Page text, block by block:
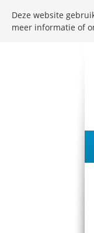
Deze website
meer informatie of